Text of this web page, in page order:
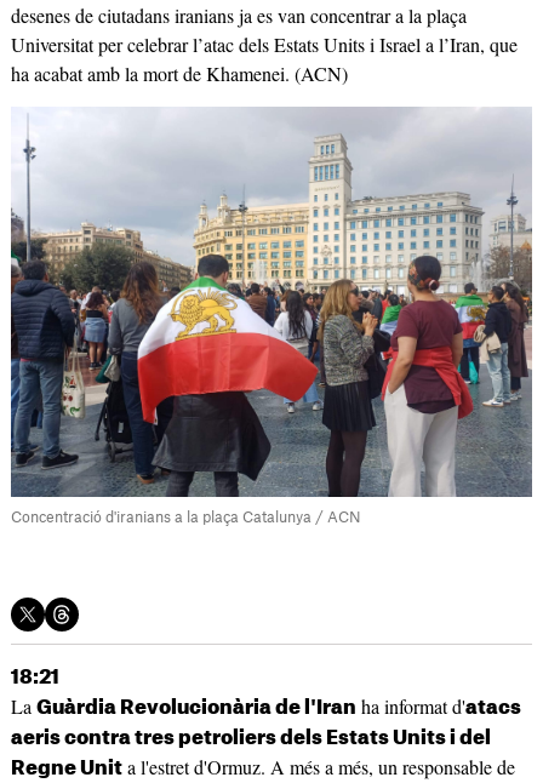
desenes de ciutadans iranians ja es van concentrar a la plaça
Universitat per celebrar l’atac dels Estats Units i Israel a l’Iran, que
ha acabat amb la mort de Khamenei. (ACN)
Concentració d'iranians a la plaça Catalunya / ACN
18:21
La Guàrdia Revolucionària de l'Iran ha informat d'atacs
aeris contra tres petroliers dels Estats Units i del
Regne Unita l'estret d'Ormuz. A més a més, un responsable de